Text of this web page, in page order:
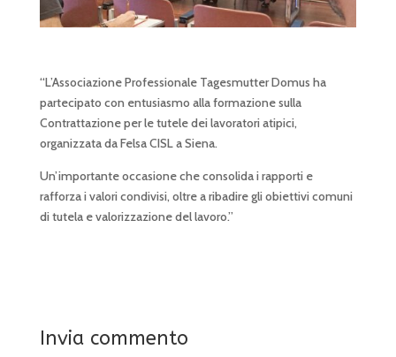
“L’Associazione Professionale Tagesmutter Domus ha
partecipato con entusiasmo alla formazione sulla
Contrattazione per le tutele dei lavoratori atipici,
organizzata da Felsa CISL a Siena.
Un’importante occasione che consolida i rapporti e
rafforza i valori condivisi, oltre a ribadire gli obiettivi comuni
di tutela e valorizzazione del lavoro.”
Invia commento